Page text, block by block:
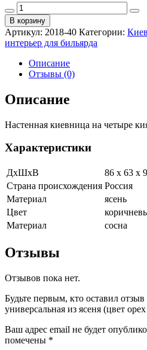
Киевница
настенная
универсальная
из
ясеня
(цвет
орех
пекан,
х
х
см)
quantity
В корзину
Артикул: 2018-40 Категории:
интерьер для бильярда
Описание
Отзывы (0)
Описание
Настенная киевница на четыре
Характеристики
ДхШхВ
86 х 63 х
Страна происхождения Россия
Материал
ясень
Цвет
Материал
сосна
Отзывы
Отзывов пока нет.
Будьте первым, кто оставил
универсальная из ясеня (цвет
Ваш адрес email не будет
помечены *